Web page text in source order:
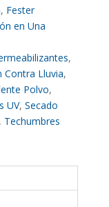
, Fester
en Una
,
Contra Lluvia,
Polvo,
UV, Secado
, Techumbres